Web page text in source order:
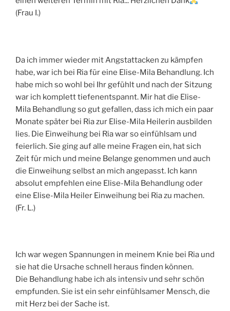
(Frau I.)
Da ich immer wieder mit Angstattacken zu kämpfen
habe, war ich bei Ria für eine Elise-Mila Behandlung. Ich
habe mich so wohl bei Ihr gefühlt und nach der Sitzung
war ich komplett tiefenentspannt. Mir hat die Elise-
Mila Behandlung so gut gefallen, dass ich mich ein paar
Monate später bei Ria zur Elise-Mila Heilerin ausbilden
lies. Die Einweihung bei Ria war so einfühlsam und
feierlich. Sie ging auf alle meine Fragen ein, hat sich
Zeit für mich und meine Belange genommen und auch
die Einweihung selbst an mich angepasst. Ich kann
absolut empfehlen eine Elise-Mila Behandlung oder
eine Elise-Mila Heiler Einweihung bei Ria zu machen.
(Fr. L.)
Ich war wegen Spannungen in meinem Knie bei Ria und
sie hat die Ursache schnell heraus finden können.
Die Behandlung habe ich als intensiv und sehr schön
empfunden. Sie ist ein sehr einfühlsamer Mensch, die
mit Herz bei der Sache ist.